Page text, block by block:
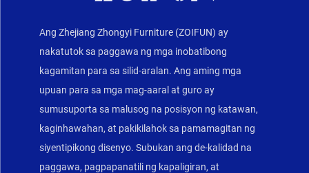
Ang Zhejiang Zhongyi Furniture (ZOIFUN) ay
nakatutok sa paggawa ng mga inobatibong
kagamitan para sa silid-aralan. Ang aming mga
upuan para sa mga mag-aaral at guro ay
sumusuporta sa malusog na posisyon ng katawan,
kaginhawahan, at pakikilahok sa pamamagitan ng
siyentipikong disenyo. Subukan ang de-kalidad na
paggawa, pagpapanatili ng kapaligiran, at